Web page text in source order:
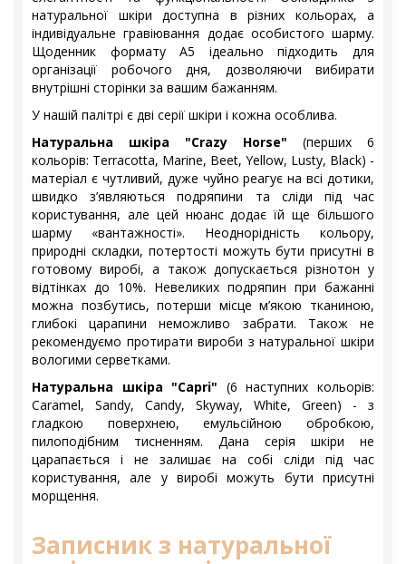
натуральної шкіри доступна в різних кольорах, а
індивідуальне гравіювання додає особистого шарму.
Щоденник формату А5 ідеально підходить для
організації робочого дня, дозволяючи вибирати
внутрішні сторінки за вашим бажанням.
У нашій палітрі є дві серії шкіри і кожна особлива.
Натуральна шкіра "Crazy Horse" (перших 6
кольорів: Terracotta, Marine, Beet, Yellow, Lusty, Black) -
матеріал є чутливий, дуже чуйно реагує на всі дотики,
швидко з’являються подряпини та сліди під час
користування, але цей нюанс додає їй ще більшого
шарму «вантажності». Неоднорідність кольору,
природні складки, потертості можуть бути присутні в
готовому виробі, а також допускається різнотон у
відтінках до 10%. Невеликих подряпин при бажанні
можна позбутись, потерши місце м’якою тканиною,
глибокі царапини неможливо забрати. Також не
рекомендуємо протирати вироби з натуральної шкіри
вологими серветками.
Натуральна шкіра "Capri" (6 наступних кольорів:
Caramel, Sandy, Candy, Skyway, White, Green) - з
гладкою поверхнею, емульсійною обробкою,
пилоподібним тисненням. Дана серія шкіри не
царапається і не залишає на собі сліди під час
користування, але у виробі можуть бути присутні
морщення.
Записник з натуральної